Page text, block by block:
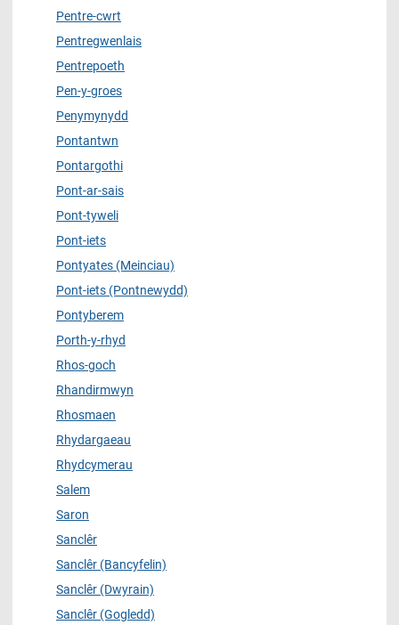
Pentre-cwrt
Pentregwenlais
Pentrepoeth
Pen-y-groes
Penymynydd
Pontantwn
Pontargothi
Pont-ar-sais
Pont-tyweli
Pont-iets
Pontyates (Meinciau)
Pont-iets (Pontnewydd)
Pontyberem
Porth-y-rhyd
Rhos-goch
Rhandirmwyn
Rhosmaen
Rhydargaeau
Rhydcymerau
Salem
Saron
Sanclêr
Sanclêr (Bancyfelin)
Sanclêr (Dwyrain)
Sanclêr (Gogledd)